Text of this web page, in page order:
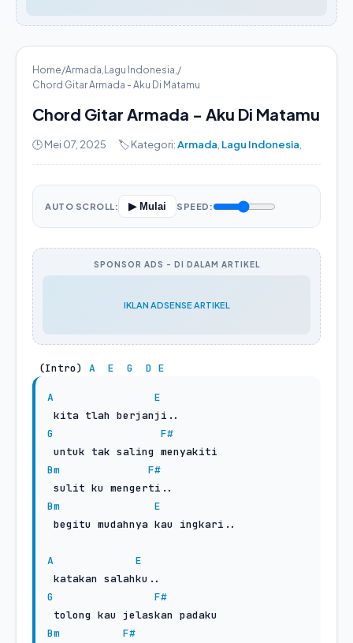
Home/Armada, Lagu Indonesia,/
Chord Gitar Armada - Aku Di Matamu
Chord Gitar Armada - Aku Di Matamu
🕒 Mei 07, 2025 🏷️ Kategori:Armada Lagu Indonesia
AUTO SCROLL: ▶ Mulai SPEED:
SPONSOR ADS - DI DALAM ARTIKEL
IKLAN ADSENSE ARTIKEL
(Intro) A E G D E
A
E
G
F#
Bm
F#
Bm
E
A
E
G
F#
Bm
F#